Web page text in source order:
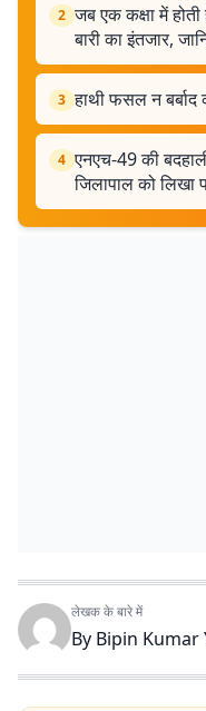
2 जब एक कक्षा में
बारी का इंतजार,
3 हाथी फसल न
4 एनएच-49 की
जिलापाल को लिखा
लेखक के बारे में
By Bipin Kumar